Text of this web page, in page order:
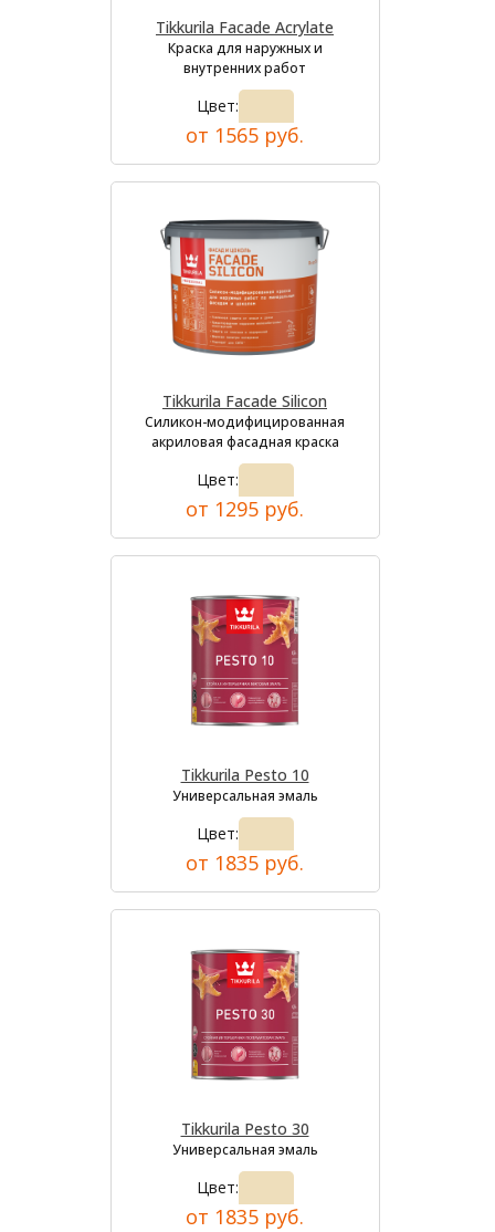
Tikkurila Facade Acrylate
Краска для наружных и
внутренних работ
Цвет:
от 1565 руб.
Tikkurila Facade Silicon
Силикон-модифицированная
акриловая фасадная краска
Цвет:
от 1295 руб.
Tikkurila Pesto 10
Универсальная эмаль
Цвет:
от 1835 руб.
Tikkurila Pesto 30
Универсальная эмаль
Цвет:
от 1835 руб.